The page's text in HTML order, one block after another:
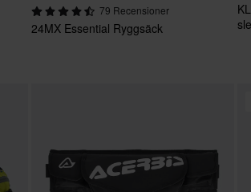
79 Recensioner
24MX Essential Ryggsäck